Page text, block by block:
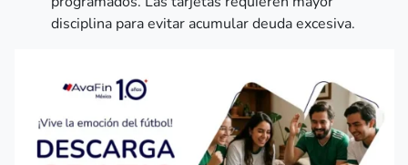
disciplina para evitar acumular deuda excesiva.